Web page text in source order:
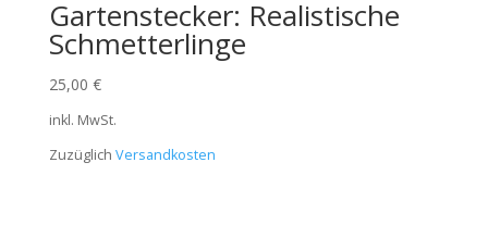
Gartenstecker: Realistische
Schmetterlinge
25,00 €
inkl. MwSt.
Zuzüglich Versandkosten